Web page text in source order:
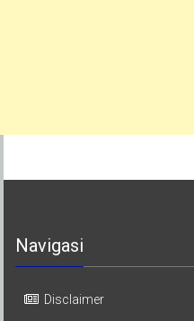
Navigasi
Disclaimer